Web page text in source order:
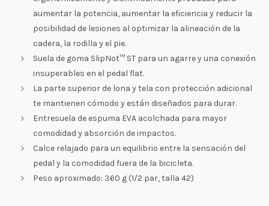
aumentar la potencia, aumentar la eficiencia y reducir la
posibilidad de lesiones al optimizar la alineación de la
cadera, la rodilla y el pie.
Suela de goma SlipNot™ ST para un agarre y una conexión
insuperables en el pedal flat.
La parte superior de lona y tela con protección adicional
te mantienen cómodo y están diseñados para durar.
Entresuela de espuma EVA acolchada para mayor
comodidad y absorción de impactos.
Calce relajado para un equilibrio entre la sensación del
pedal y la comodidad fuera de la bicicleta.
Peso aproximado: 360 g (1/2 par, talla 42)